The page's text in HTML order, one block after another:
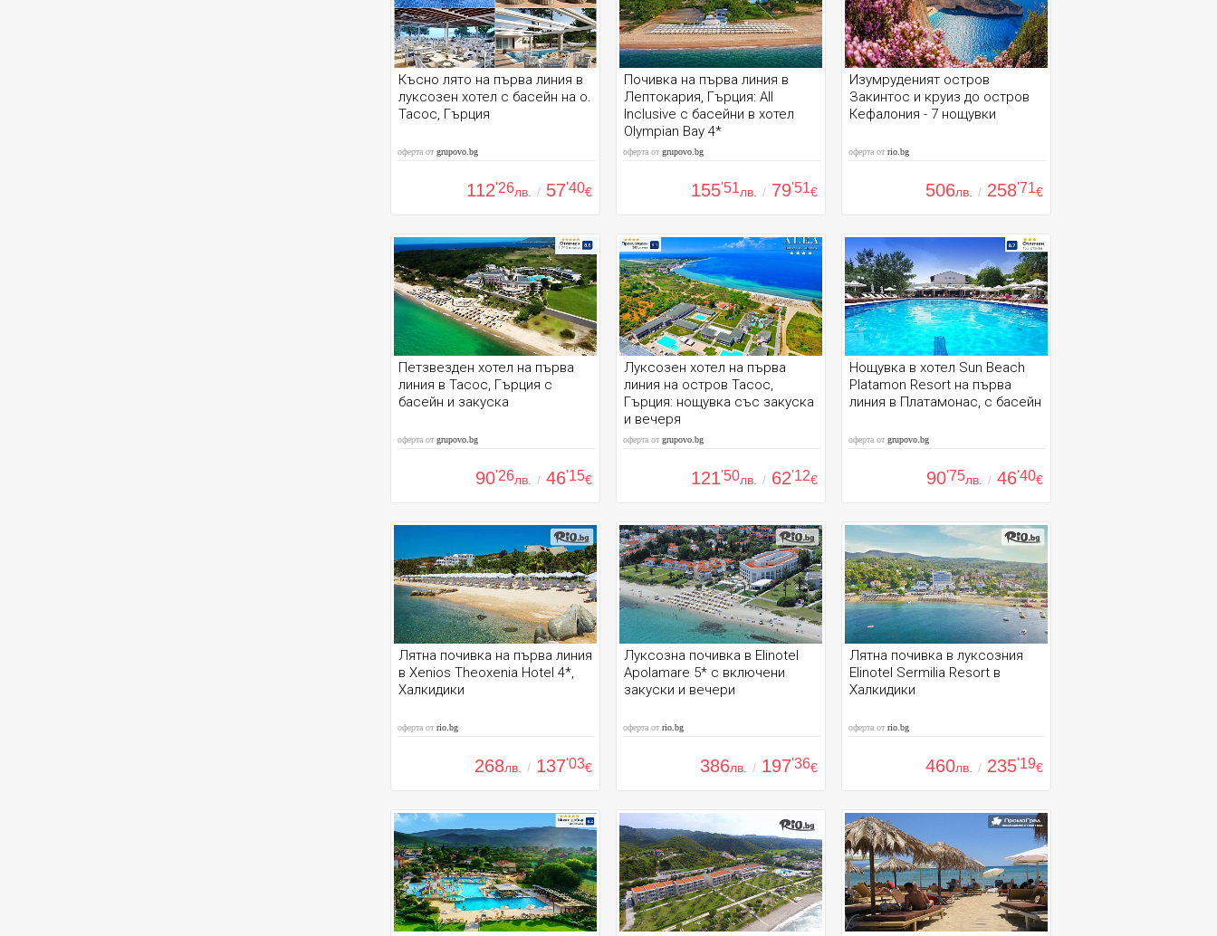
Късно лято на първа линия в
луксозен хотел с басейн на о.
Тасос, Гърция
оферта от grupovo.bg
112'26лв. / 57'40€
Почивка на първа линия в
Лептокария, Гърция: All
Inclusive с басейни в хотел
Olympian Bay 4*
оферта от grupovo.bg
155'51лв. / 79'51€
Изумруденият остров
Закинтос и круиз до остров
Кефалония - 7 нощувки
оферта от rio.bg
506лв. / 258'71€
Петзвезден хотел на първа
линия в Тасос, Гърция с
басейн и закуска
оферта от grupovo.bg
90'26лв. / 46'15€
Луксозен хотел на първа
линия на остров Тасос,
Гърция: нощувка със закуска
и вечеря
оферта от grupovo.bg
121'50лв. / 62'12€
Нощувка в хотел Sun Beach
Platamon Resort на първа
линия в Платамонас, с басейн
оферта от grupovo.bg
90'75лв. / 46'40€
Лятна почивка на първа линия
в Xenios Theoxenia Hotel 4*,
Халкидики
оферта от rio.bg
268лв. / 137'03€
Луксозна почивка в Elinotel
Apolamare 5* с включени
закуски и вечери
оферта от rio.bg
386лв. / 197'36€
Лятна почивка в луксозния
Elinotel Sermilia Resort в
Халкидики
оферта от rio.bg
460лв. / 235'19€